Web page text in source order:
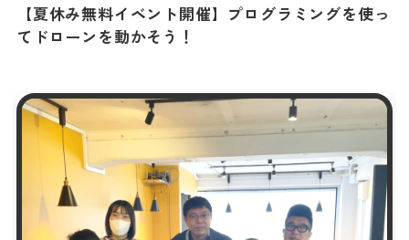
【夏休み無料イベント開催】プログラミングを使っ
てドローンを動かそう！